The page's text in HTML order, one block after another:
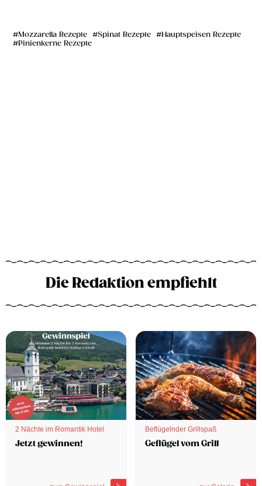
Mozzarella Rezepte Spinat Rezepte
Hauptspeisen Rezepte
Pinienkerne Rezepte
Die Redaktion empfiehlt
2 Nächte im Romantik Hotel
Jetzt gewinnen!
Beflügelnder Grillspaß
Geflügel vom Grill